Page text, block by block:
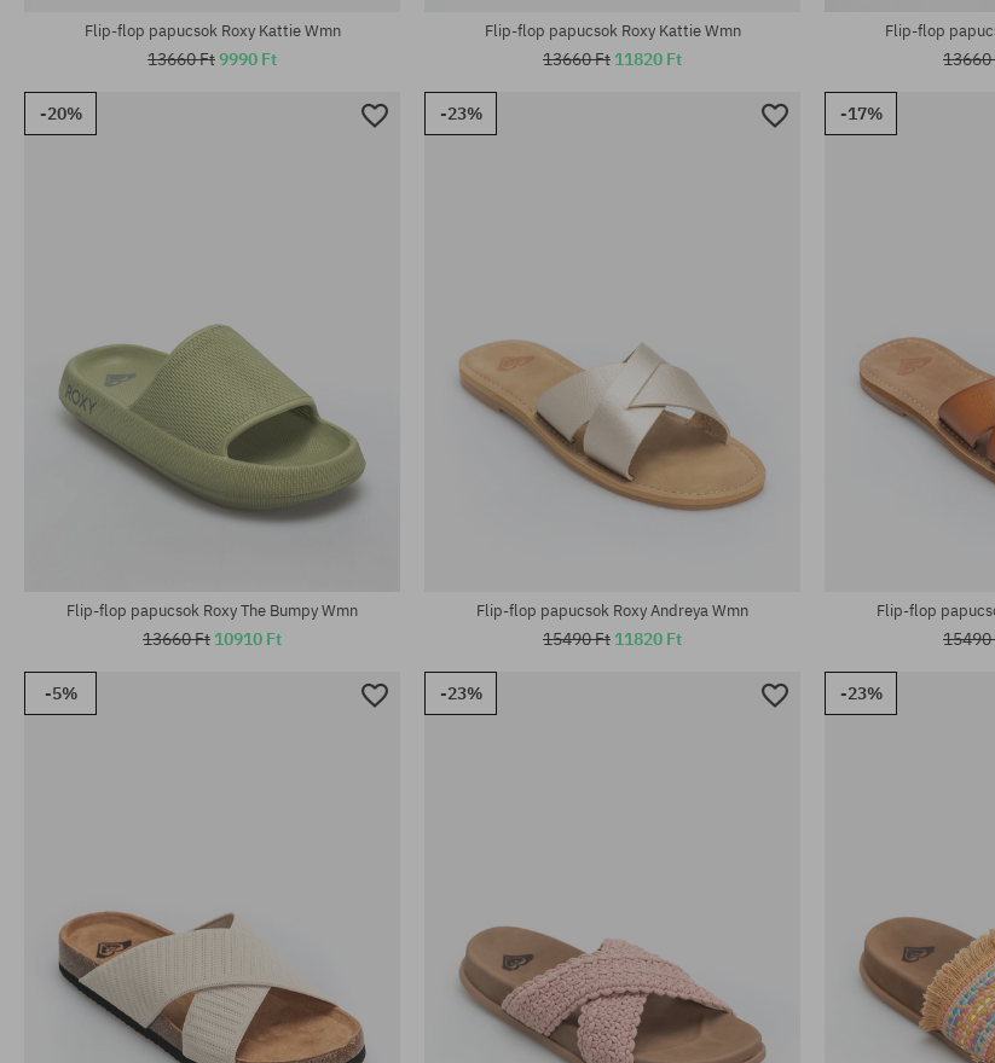
Flip-flop papucsok Roxy Kattie Wmn
13660 Ft9990 Ft
Flip-flop papucsok Roxy Kattie Wmn
13660 Ft 11820 Ft
Flip-flop
13660
-20%
Flip-flop papucsok Roxy The Bumpy Wmn
13660 Ft 10910 Ft
-23%
Flip-flop papucsok Roxy Andreya Wmn
15490 Ft 11820 Ft
-17%
Flip-flop
15490
-5% -23% -23%